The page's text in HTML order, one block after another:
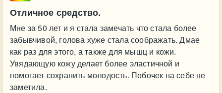
Отличное средство.
Мне за 50 лет и я стала замечать что стала более
забывчивой, голова хуже стала соображать. Дмае
как раз для этого, а также для мышц и кожи.
Увядающую кожу делает более эластичной и
помогает сохранить молодость. Побочек на себе не
заметила.